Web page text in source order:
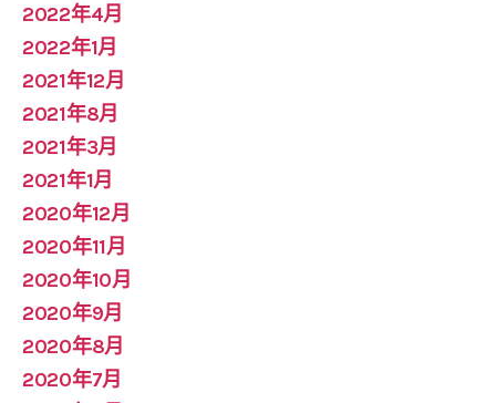
2022年4月
2022年1月
2021年12月
2021年8月
2021年3月
2021年1月
2020年12月
2020年11月
2020年10月
2020年9月
2020年8月
2020年7月